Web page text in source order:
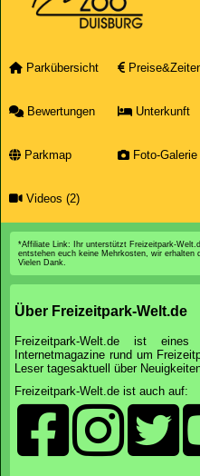
Parkübersicht
Bewertungen Unterkunft
Parkmap Foto-Galerie
Videos (2)
*Affiliate Link: Ihr unterstützt Freizeitpark-
entstehen euch keine Mehrkosten, wir erhalten
Vielen Dank.
Über Freizeitpark-Welt.de
Freizeitpark-Welt.de ist eines
Internetmagazine rund um
Leser tagesaktuell über
Freizeitpark-Welt.de ist auch auf: